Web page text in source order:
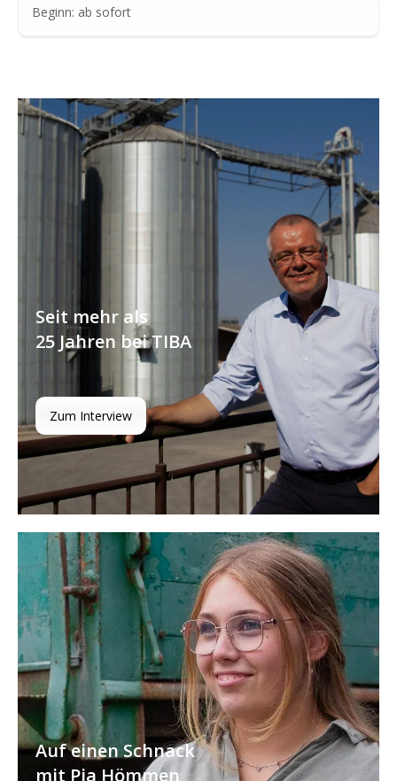
Beginn: ab sofort
Seit mehr als
25 Jahren bei TIBA
Zum Interview
Auf einen Schnack
mit Pia Hömmen